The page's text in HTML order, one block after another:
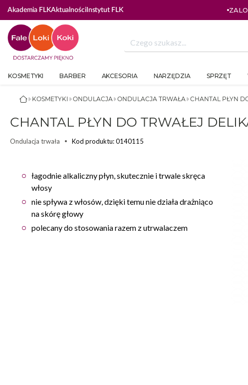
Akademia FLKAktualnościInstytut FLK
KOSMETYKI BARBER AKCESORIA NARZĘDZIA SPRZĘT
CHANTAL PŁYN
ONDULACJA TRWAŁA
ONDULACJA
KOSMETYKI
CHANTAL PŁYN DO TRWAŁEJ
Ondulacja trwała Kod produktu: 0140115
łagodnie alkaliczny płyn, skutecznie i trwale skręca
włosy
nie spływa z włosów, dzięki temu nie działa drażniąco
na skórę głowy
polecany do stosowania razem z utrwalaczem